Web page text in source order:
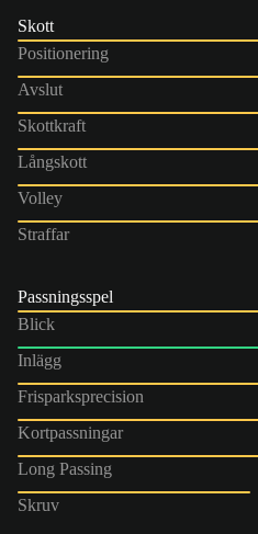
Skott
Positionering
Avslut
Skottkraft
Långskott
Volley
Straffar
Passningsspel
Blick
Inlägg
Frisparksprecision
Kortpassningar
Long Passing
Skruv